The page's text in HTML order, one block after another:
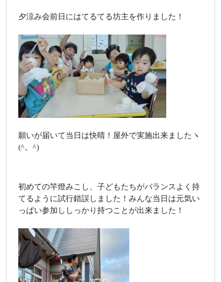
夕涼み会前日にはてるてる坊主を作りました！
願いが届いて当日は快晴！屋外で実施出来ましたヽ
(^。^)
初めての竿燈みこし、子どもたちがバランスよく持
てるように試行錯誤しました！みんな当日は元気い
っぱい参加ししっかり持つことが出来ました！